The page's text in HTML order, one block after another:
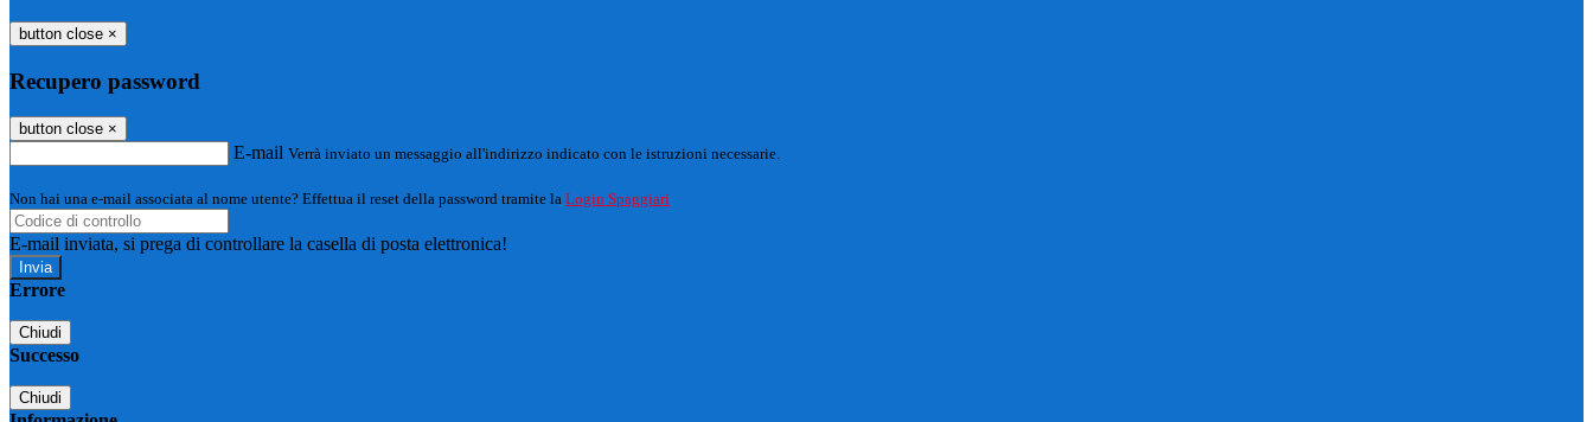
button close ×
Recupero password
button close ×
E-mail Verrà inviato un messaggio all'indirizzo indicato con le istruzioni necessarie.
Non hai una e-mail associata al nome utente? Effettua il reset della password tramite la Login Spaggiari
E-mail inviata, si prega di controllare la casella di posta elettronica!
Errore
Chiudi
Successo
Chiudi